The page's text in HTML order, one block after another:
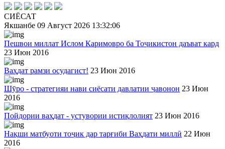
СИЁСАТ
Якшанбе 09 Август 2026 13:32:06
Пешвои миллат Ислом Каримовро ба Тоҷикистон даъват кард
23 Июн 2016
Ваҳдат рамзи осудагист! 23 Июн 2016
Шӯро - стратегияи нави сиёсати давлатии ҷавонон 23 Июн
2016
Пойдории ваҳдат - устувории истиқлолият 23 Июн 2016
Нақши матбуоти тоҷик дар тарғиби Ваҳдати миллӣ 22 Июн
2016